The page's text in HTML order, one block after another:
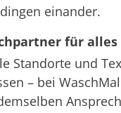
einander.
für alles
Standorte und
– bei